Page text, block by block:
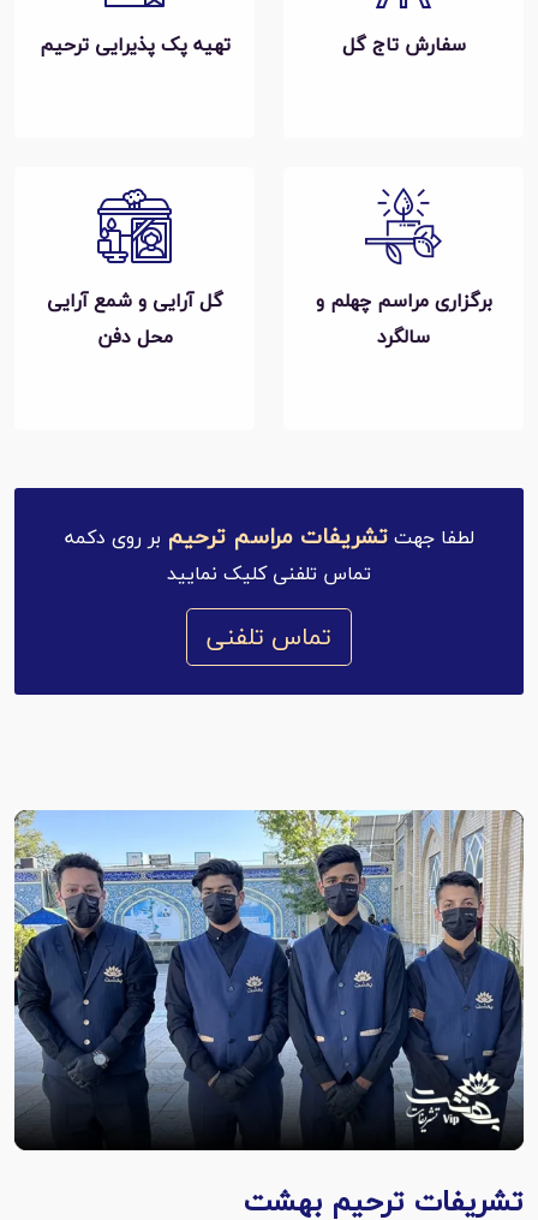
سفارش تاج گل تهیه پک پذیرایی ترحیم
برگزاری مراسم چهلم و
سالگرد
گل آرایی و شمع آرایی
محل دفن
لطفا جهتتشریفات مراسم ترحیم بر روی دکمه
تماس تلفنی کلیک نمایید
تماس تلفنی
تشریفات ترحیم بهشت